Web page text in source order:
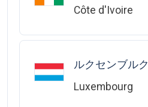
Côte d'Ivoire
ルクセンブルク
Luxembourg